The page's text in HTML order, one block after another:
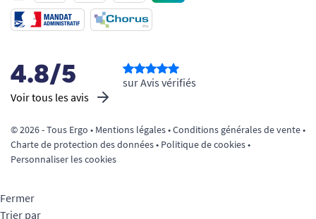
4.8/5
Voir tous les avis
sur Avis vérifiés
© 2026 - Tous Ergo • Mentions légales•Conditions générales de vente•
Charte de protection des données• Politique de cookies•
Personnaliser les cookies
Fermer
Trier par